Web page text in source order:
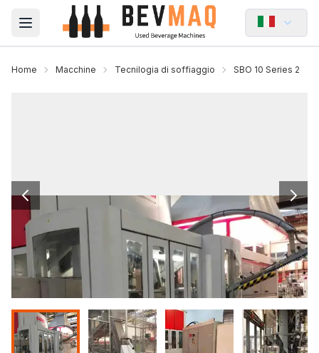
Open main menu
Home Macchine Tecnilogia di soffiaggio SBO 10 Series 2